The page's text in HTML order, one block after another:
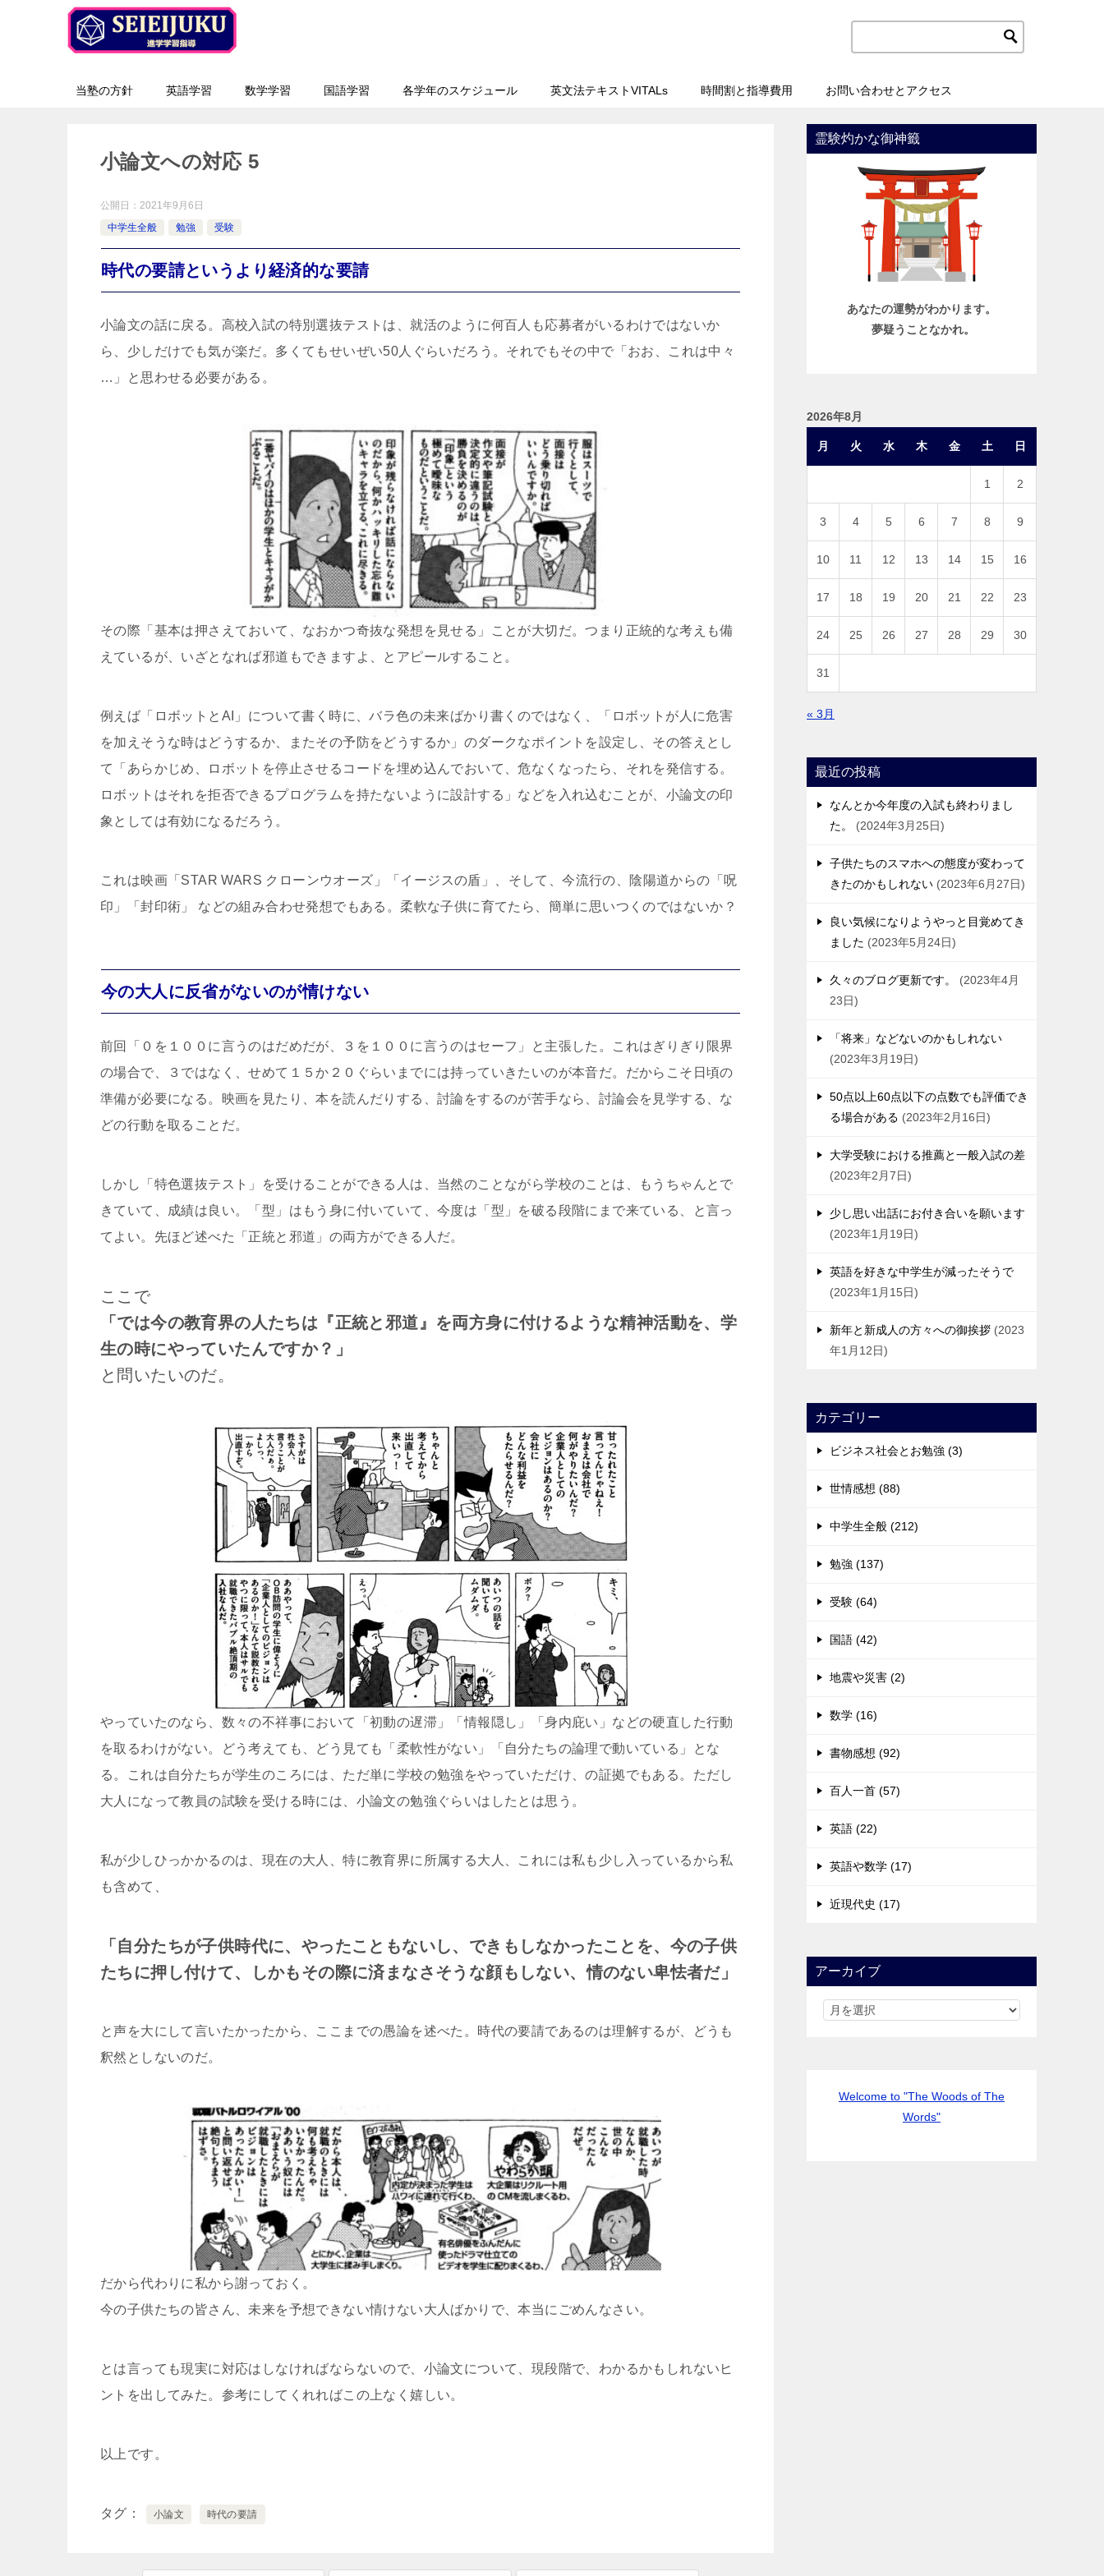
当塾の方針 英語学習 数学学習 国語学習 各学年のスケジュール 英文法テキストVITALs 時間割と指導費用 お問い合わせとアクセス
小論文への対応 5
公開日： 2021年9月6日
中学生全般
勉強 受験
時代の要請というより経済的な要請
小論文の話に戻る。高校入試の特別選抜テストは、就活のように何百人も応募者がいるわけではないか
ら、少しだけでも気が楽だ。多くてもせいぜい50人ぐらいだろう。それでもその中で「おお、これは中々
…」と思わせる必要がある。
その際「基本は押さえておいて、なおかつ奇抜な発想を見せる」ことが大切だ。つまり正統的な考えも備
えているが、いざとなれば邪道もできますよ、とアピールすること。
例えば「ロボットとAI」について書く時に、バラ色の未来ばかり書くのではなく、「ロボットが人に危害
を加えそうな時はどうするか、またその予防をどうするか」のダークなポイントを設定し、その答えとし
て「あらかじめ、ロボットを停止させるコードを埋め込んでおいて、危なくなったら、それを発信する。
ロボットはそれを拒否できるプログラムを持たないように設計する」などを入れ込むことが、小論文の印
象としては有効になるだろう。
これは映画「STAR WARS クローンウオーズ」「イージスの盾」、そして、今流行の、陰陽道からの「呪
印」「封印術」 などの組み合わせ発想でもある。柔軟な子供に育てたら、簡単に思いつくのではないか？
今の大人に反省がないのが情けない
前回「０を１００に言うのはだめだが、３を１００に言うのはセーフ」と主張した。これはぎりぎり限界
の場合で、３ではなく、せめて１５か２０ぐらいまでには持っていきたいのが本音だ。だからこそ日頃の
準備が必要になる。映画を見たり、本を読んだりする、討論をするのが苦手なら、討論会を見学する、な
どの行動を取ることだ。
しかし「特色選抜テスト」を受けることができる人は、当然のことながら学校のことは、もうちゃんとで
きていて、成績は良い。「型」はもう身に付いていて、今度は「型」を破る段階にまで来ている、と言っ
てよい。先ほど述べた「正統と邪道」の両方ができる人だ。
ここで
「では今の教育界の人たちは『正統と邪道』を両方身に付けるような精神活動を、学
生の時にやっていたんですか？」
と問いたいのだ。
やっていたのなら、数々の不祥事において「初動の遅滞」「情報隠し」「身内庇い」などの硬直した行動
を取るわけがない。どう考えても、どう見ても「柔軟性がない」「自分たちの論理で動いている」とな
る。これは自分たちが学生のころには、ただ単に学校の勉強をやっていただけ、の証拠でもある。ただし
大人になって教員の試験を受ける時には、小論文の勉強ぐらいはしたとは思う。
私が少しひっかかるのは、現在の大人、特に教育界に所属する大人、これには私も少し入っているから私
も含めて、
「自分たちが子供時代に、やったこともないし、できもしなかったことを、今の子供
たちに押し付けて、しかもその際に済まなさそうな顔もしない、情のない卑怯者だ」
と声を大にして言いたかったから、ここまでの愚論を述べた。時代の要請であるのは理解するが、どうも
釈然としないのだ。
だから代わりに私から謝っておく。
今の子供たちの皆さん、未来を予想できない情けない大人ばかりで、本当にごめんなさい。
とは言っても現実に対応はしなければならないので、小論文について、現段階で、わかるかもしれないヒ
ントを出してみた。参考にしてくれればこの上なく嬉しい。
以上です。
タグ 小論文 時代の要請
霊験灼かな御神籤
あなたの運勢がわかります。
夢疑うことなかれ。
2026年8月
月 火 水 木 金 土 日
1 2
3 4 5 6 7 8 9
10 11 12 13 14 15 16
17 18 19 20 21 22 23
24 25 26 27 28 29 30
31
« 3月
最近の投稿
なんとか今年度の入試も終わりまし
た。
2024年3月25日
子供たちのスマホへの態度が変わって
きたのかもしれない 2023年6月27日
良い気候になりようやっと目覚めてき
ました
2023年5月24日
久々のブログ更新です。
2023年4月
23日
「将来」などないのかもしれない
2023年3月19日
50点以上60点以下の点数でも評価でき
る場合がある
2023年2月16日
大学受験における推薦と一般入試の差
2023年2月7日
少し思い出話にお付き合いを願います
2023年1月19日
英語を好きな中学生が減ったそうで
2023年1月15日
新年と新成人の方々への御挨拶 2023
年1月12日
カテゴリー
ビジネス社会とお勉強 (3)
世情感想 (88)
中学生全般 (212)
勉強 (137)
受験 (64)
国語 (42)
地震や災害 (2)
数学 (16)
書物感想 (92)
百人一首 (57)
英語 (22)
英語や数学 (17)
近現代史 (17)
アーカイブ
Welcome to "The Woods of The
Words"